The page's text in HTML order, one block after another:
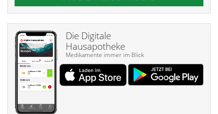
Die Digitale
Hausapotheke
Medikamente immer im Blick